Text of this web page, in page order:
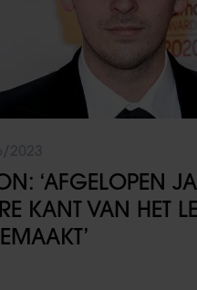
‘AFGELOPEN
KANT VAN HET